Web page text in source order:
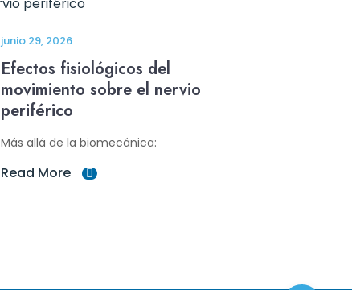
junio 29, 2026
Efectos fisiológicos del
movimiento sobre el nervio
periférico
Más allá de la biomecánica:
Read More